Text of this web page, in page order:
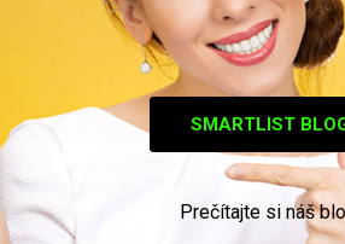
SMARTLIST
Prečítajte si náš